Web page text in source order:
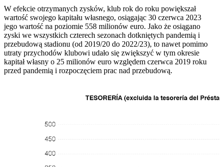
W efekcie otrzymanych zysków, klub rok do roku powiększał
wartość swojego kapitału własnego, osiągając 30 czerwca 2023
jego wartość na poziomie 558 milionów euro. Jako że osiągano
zyski we wszystkich czterech sezonach dotkniętych pandemią i
przebudową stadionu (od 2019/20 do 2022/23), to nawet pomimo
utraty przychodów klubowi udało się zwiększyć w tym okresie
kapitał własny o 25 milionów euro względem czerwca 2019 roku
przed pandemią i rozpoczęciem prac nad przebudową.